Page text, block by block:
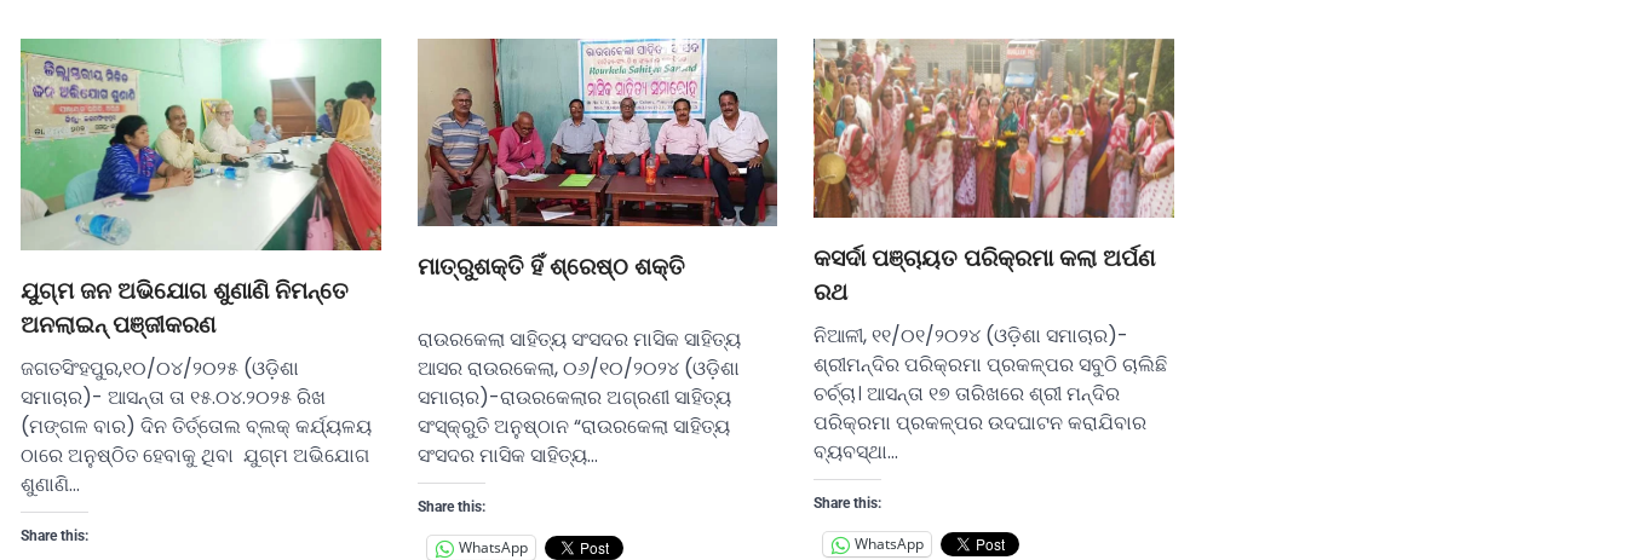
ଯୁଗ୍ମ ଜନ ଅଭିଯୋଗ ଶୁଣାଣି ନିମନ୍ତେ
ଅନଲାଇନ୍ ପଞ୍ଜୀକରଣ
ଜଗତସିଂହପୁର,୧୦/୦୪/୨୦୨୫ (ଓଡ଼ିଶା
ସମାଚାର)- ଆସନ୍ତା ତା ୧୫.୦୪.୨୦୨୫ ରିଖ
(ମଙ୍ଗଳ ବାର) ଦିନ ତିର୍ତ୍ତୋଲ ବ୍ଲକ୍ କର୍ଯ୍ୟଳୟ
ଠାରେ ଅନୁଷ୍ଠିତ ହେବାକୁ ଥିବା ଯୁଗ୍ମ ଅଭିଯୋଗ
ଶୁଣାଣି…
Share this:
ମାତ୍ରୁଶକ୍ତି ହିଁ ଶ୍ରେଷ୍ଠ ଶକ୍ତି
ରାଉରକେଲା ସାହିତ୍ୟ ସଂସଦର ମାସିକ ସାହିତ୍ୟ
ଆସର ରାଉରକେଲା, ୦୬/୧୦/୨୦୨୪ (ଓଡ଼ିଶା
ସମାଚାର)-ରାଉରକେଲାର ଅଗ୍ରଣୀ ସାହିତ୍ୟ
ସଂସ୍କ୍ରୁତି ଅନୁଷ୍ଠାନ “ରାଉରକେଲା ସାହିତ୍ୟ
ସଂସଦର ମାସିକ ସାହିତ୍ୟ…
Share this:
WhatsApp
କସର୍ଦା ପଞ୍ଚାୟତ ପରିକ୍ରମା କଲା ଅର୍ପଣ
ରଥ
ନିଆଳୀ, ୧୧/୦୧/୨୦୨୪ (ଓଡ଼ିଶା ସମାଚାର)-
ଶ୍ରୀମନ୍ଦିର ପରିକ୍ରମା ପ୍ରକଳ୍ପର ସବୁଠି ଚାଲିଛି
ଚର୍ଚ୍ଚା। ଆସନ୍ତା ୧୭ ତାରିଖରେ ଶ୍ରୀ ମନ୍ଦିର
ପରିକ୍ରମା ପ୍ରକଳ୍ପର ଉଦଘାଟନ କରାଯିବାର
ବ୍ୟବସ୍ଥା…
Share this:
WhatsApp